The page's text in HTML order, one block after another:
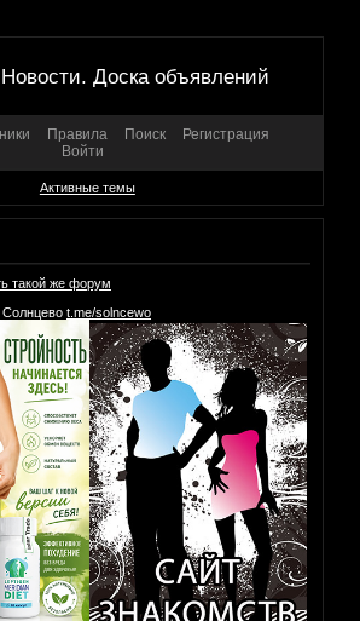
Доска объявлений
Правила Поиск
Регистрация
Войти
Активные темы
такой же форум
t.me/solncewo